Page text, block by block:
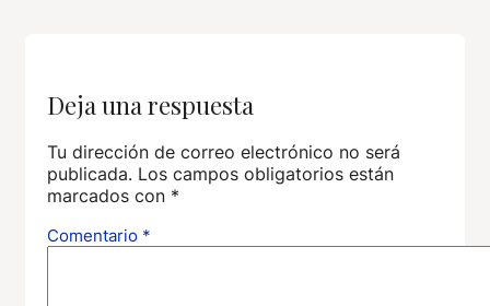
Deja una respuesta
Tu dirección de correo electrónico no será
publicada. Los campos obligatorios están
marcados con *
Comentario *